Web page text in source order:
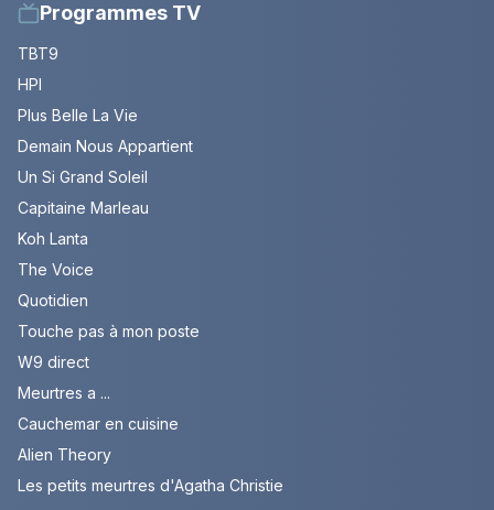
Programmes TV
TBT9
HPI
Plus Belle La Vie
Demain Nous Appartient
Un Si Grand Soleil
Capitaine Marleau
Koh Lanta
The Voice
Quotidien
Touche pas à mon poste
W9 direct
Meurtres a ...
Cauchemar en cuisine
Alien Theory
Les petits meurtres d'Agatha Christie